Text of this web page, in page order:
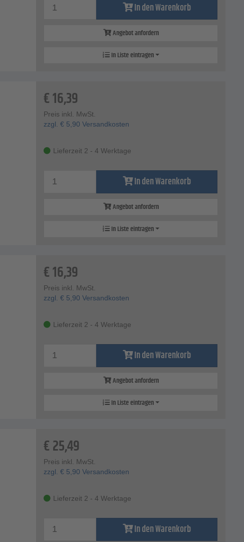
In den Warenkorb
Angebot anfordern
In Liste eintragen
€16,39
Preis inkl. MwSt.
zzgl. € 5,90 Versandkosten
Lieferzeit 2 - 4 Werktage
In den Warenkorb
Angebot anfordern
In Liste eintragen
€16,39
Preis inkl. MwSt.
zzgl. € 5,90 Versandkosten
Lieferzeit 2 - 4 Werktage
In den Warenkorb
Angebot anfordern
In Liste eintragen
€25,49
Preis inkl. MwSt.
zzgl. € 5,90 Versandkosten
Lieferzeit 2 - 4 Werktage
In den Warenkorb